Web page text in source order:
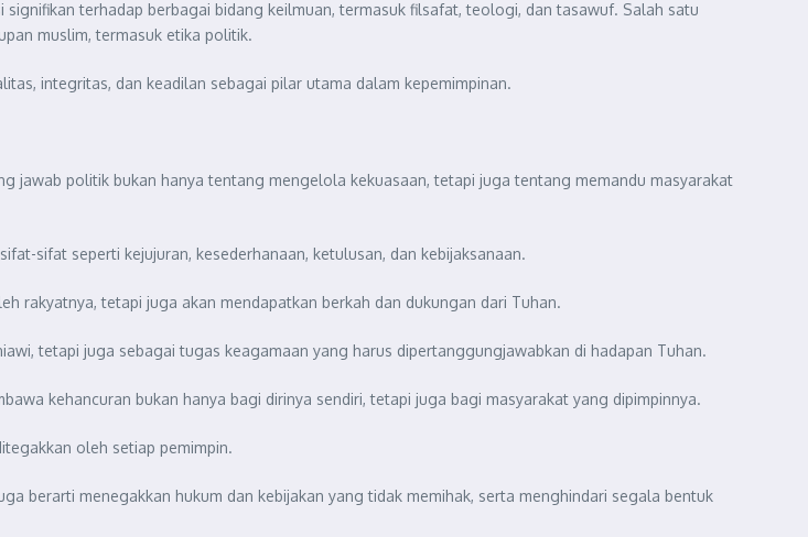
terhadap berbagai bidang keilmuan, termasuk filsafat, teologi, dan tasawuf. Salah satu
muslim, termasuk etika politik.
integritas, dan keadilan sebagai pilar utama dalam kepemimpinan.
jawab politik bukan hanya tentang mengelola kekuasaan, tetapi juga tentang memandu masyarakat
sifat seperti kejujuran, kesederhanaan, ketulusan, dan kebijaksanaan.
rakyatnya, tetapi juga akan mendapatkan berkah dan dukungan dari Tuhan.
tetapi juga sebagai tugas keagamaan yang harus dipertanggungjawabkan di hadapan Tuhan.
kehancuran bukan hanya bagi dirinya sendiri, tetapi juga bagi masyarakat yang dipimpinnya.
oleh setiap pemimpin.
berarti menegakkan hukum dan kebijakan yang tidak memihak, serta menghindari segala bentuk